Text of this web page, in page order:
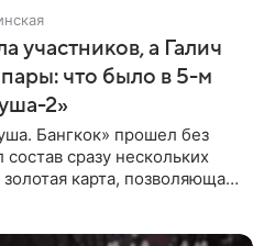
участников, а Галич
пары: что было в 5-м
2»
Бангкок» прошел без
сразу нескольких
карта, позволяющая